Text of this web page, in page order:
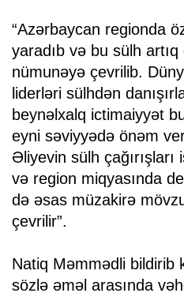
“Azərbaycan regionda
yaradıb və bu sülh
nümunəyə çevrilib.
liderləri sülhdən
beynəlxalq ictimaiyyət
eyni səviyyədə önəm
Əliyevin sülh
və region miqyasında
də əsas müzakirə
çevrilir”.
Natiq Məmmədli bildirib
sözlə əməl arasında